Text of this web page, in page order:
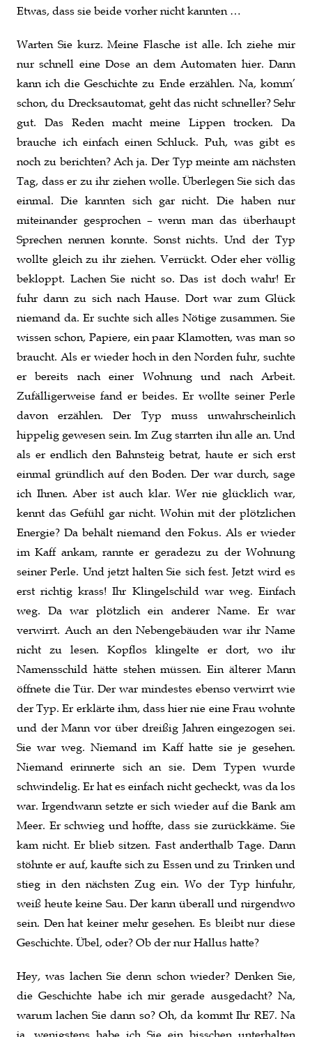
Etwas, dass sie beide vorher nicht kannten …
Warten Sie kurz. Meine Flasche ist alle. Ich ziehe mir
nur schnell eine Dose an dem Automaten hier. Dann
kann ich die Geschichte zu Ende erzählen. Na, komm’
schon, du Drecksautomat, geht das nicht schneller? Sehr
gut. Das Reden macht meine Lippen trocken. Da
brauche ich einfach einen Schluck. Puh, was gibt es
noch zu berichten? Ach ja. Der Typ meinte am nächsten
Tag, dass er zu ihr ziehen wolle. Überlegen Sie sich das
einmal. Die kannten sich gar nicht. Die haben nur
miteinander gesprochen – wenn man das überhaupt
Sprechen nennen konnte. Sonst nichts. Und der Typ
wollte gleich zu ihr ziehen. Verrückt. Oder eher völlig
bekloppt. Lachen Sie nicht so. Das ist doch wahr! Er
fuhr dann zu sich nach Hause. Dort war zum Glück
niemand da. Er suchte sich alles Nötige zusammen. Sie
wissen schon, Papiere, ein paar Klamotten, was man so
braucht. Als er wieder hoch in den Norden fuhr, suchte
er bereits nach einer Wohnung und nach Arbeit.
Zufälligerweise fand er beides. Er wollte seiner Perle
davon erzählen. Der Typ muss unwahrscheinlich
hippelig gewesen sein. Im Zug starrten ihn alle an. Und
als er endlich den Bahnsteig betrat, haute er sich erst
einmal gründlich auf den Boden. Der war durch, sage
ich Ihnen. Aber ist auch klar. Wer nie glücklich war,
kennt das Gefühl gar nicht. Wohin mit der plötzlichen
Energie? Da behält niemand den Fokus. Als er wieder
im Kaff ankam, rannte er geradezu zu der Wohnung
seiner Perle. Und jetzt halten Sie sich fest. Jetzt wird es
erst richtig krass! Ihr Klingelschild war weg. Einfach
weg. Da war plötzlich ein anderer Name. Er war
verwirrt. Auch an den Nebengebäuden war ihr Name
nicht zu lesen. Kopflos klingelte er dort, wo ihr
Namensschild hätte stehen müssen. Ein älterer Mann
öffnete die Tür. Der war mindestes ebenso verwirrt wie
der Typ. Er erklärte ihm, dass hier nie eine Frau wohnte
und der Mann vor über dreißig Jahren eingezogen sei.
Sie war weg. Niemand im Kaff hatte sie je gesehen.
Niemand erinnerte sich an sie. Dem Typen wurde
schwindelig. Er hat es einfach nicht gecheckt, was da los
war. Irgendwann setzte er sich wieder auf die Bank am
Meer. Er schwieg und hoffte, dass sie zurückkäme. Sie
kam nicht. Er blieb sitzen. Fast anderthalb Tage. Dann
stöhnte er auf, kaufte sich zu Essen und zu Trinken und
stieg in den nächsten Zug ein. Wo der Typ hinfuhr,
weiß heute keine Sau. Der kann überall und nirgendwo
sein. Den hat keiner mehr gesehen. Es bleibt nur diese
Geschichte. Übel, oder? Ob der nur Hallus hatte?
Hey, was lachen Sie denn schon wieder? Denken Sie,
die Geschichte habe ich mir gerade ausgedacht? Na,
warum lachen Sie dann so? Oh, da kommt Ihr RE7. Na
ja, wenigstens habe ich Sie ein bisschen unterhalten